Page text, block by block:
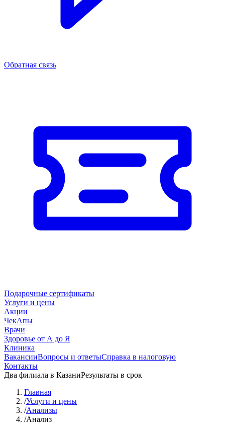
Обратная связь
Подарочные сертификаты
Услуги и цены
Акции
ЧекАпы
Врачи
Здоровье от А до Я
Клиника
ВакансииВопросы и ответыСправка в налоговую
Контакты
Два филиала в КазаниРезультаты в срок
Главная
/Услуги и цены
/Анализы
/Анализ